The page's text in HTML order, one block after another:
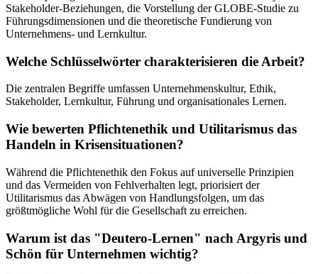
Stakeholder-Beziehungen, die Vorstellung der GLOBE-Studie zu
Führungsdimensionen und die theoretische Fundierung von
Unternehmens- und Lernkultur.
Welche Schlüsselwörter charakterisieren die Arbeit?
Die zentralen Begriffe umfassen Unternehmenskultur, Ethik,
Stakeholder, Lernkultur, Führung und organisationales Lernen.
Wie bewerten Pflichtenethik und Utilitarismus das
Handeln in Krisensituationen?
Während die Pflichtenethik den Fokus auf universelle Prinzipien
und das Vermeiden von Fehlverhalten legt, priorisiert der
Utilitarismus das Abwägen von Handlungsfolgen, um das
größtmögliche Wohl für die Gesellschaft zu erreichen.
Warum ist das "Deutero-Lernen" nach Argyris und
Schön für Unternehmen wichtig?